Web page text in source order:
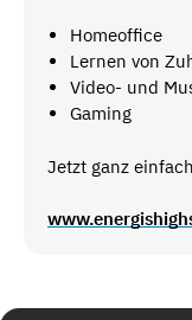
Homeoffice
Lernen von
Video- und
Gaming
Jetzt ganz